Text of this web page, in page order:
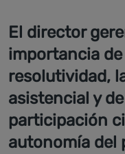
El director
importancia
resolutividad,
asistencial y
participación
autonomía del